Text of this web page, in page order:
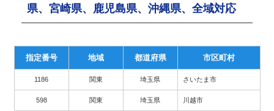
県、宮崎県、鹿児島県、沖縄県、全域対応
指定番号 地域 都道府県 市区町村
1186 関東 埼玉県 さいたま市
598 関東 埼玉県 川越市